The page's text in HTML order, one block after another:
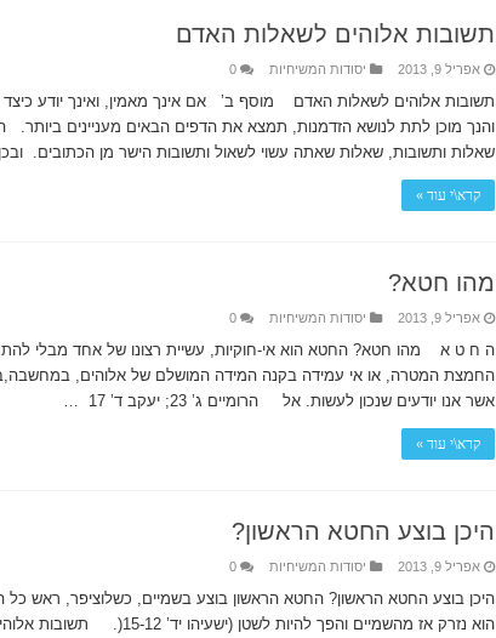
תשובות אלוהים לשאלות האדם
אפריל 9, 2013 יסודות המשיחיות 0
תשובות אלוהים לשאלות האדם מוסף ב’ אם אינך מאמין, ואינך יודע כיצד
והנך מוכן לתת לנושא הזדמנות, תמצא את הדפים הבאים מעניינים
שאלות ותשובות, שאלות שאתה עשוי לשאול ותשובות הישר מן הכתובים.
קרא\י עוד »
מהו חטא?
אפריל 9, 2013 יסודות המשיחיות 0
ה ח ט א מהו חטא? החטא הוא אי-חוקיות, עשיית רצונו של אחד מבלי
החמצת המטרה, או אי עמידה בקנה המידה המושלם של אלוהים,
אשר אנו יודעים שנכון לעשות. אל הרומיים ג’ 23; יעקב ד’ 17 …
קרא\י עוד »
היכן בוצע החטא הראשון?
אפריל 9, 2013 יסודות המשיחיות 0
היכן בוצע החטא הראשון? החטא הראשון בוצע בשמיים, כשלוציפר, ראש
הוא נזרק אז מהשמיים והפך להיות